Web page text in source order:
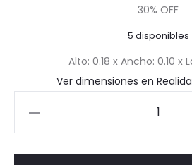
actual
es:
$22.46.
30% OFF
5 disponibles
Alto: 0.18 x Ancho: 0.10 x
Ver dimensiones en